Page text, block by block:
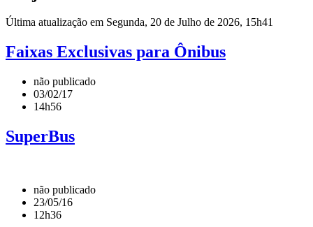
Última atualização em Segunda, 20 de Julho de 2026, 15h41
Faixas Exclusivas para Ônibus
não publicado
03/02/17
14h56
SuperBus
não publicado
23/05/16
12h36